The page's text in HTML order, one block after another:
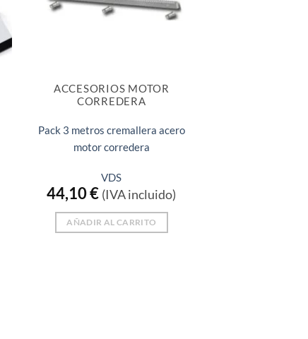
ACCESORIOS MOTOR
CORREDERA
Pack 3 metros cremallera acero
motor corredera
VDS
44,10€ (IVA incluido)
AÑADIR AL CARRITO